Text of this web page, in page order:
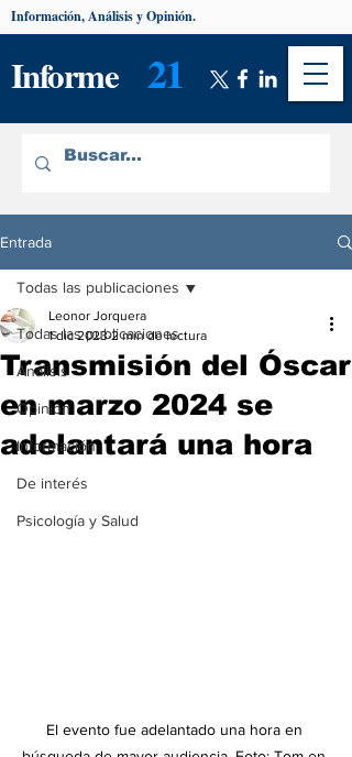
Informe 21
Información, Análisis y Opinión.
Entrada
Todas las publicaciones
Análisis
Opinión
Información
De interés
Psicología y Salud
Todas las publicaciones
Transmisión del Óscar
en marzo 2024 se
adelantará una hora
Leonor Jorquera
1 dic 2023 2 min de lectura
El evento fue adelantado una hora en